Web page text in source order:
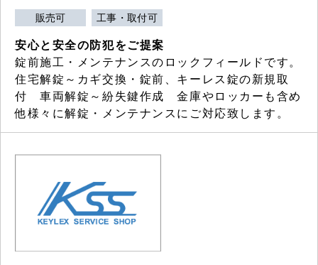
販売可 工事・取付可
安心と安全の防犯をご提案
錠前施工・メンテナンスのロックフィールドです。
住宅解錠～カギ交換・錠前、キーレス錠の新規取
付 車両解錠～紛失鍵作成 金庫やロッカーも含め
他様々に解錠・メンテナンスにご対応致します。